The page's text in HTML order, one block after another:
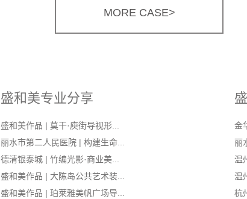
MORE CASE>
盛和美专业分享
盛和美作品 | 莫干·庾街导视形...
丽水市第二人民医院 | 构建生命...
德清银泰城 | 竹编光影·商业美...
盛和美作品 | 大陈岛公共艺术装...
盛和美作品 | 珀莱雅美帆广场导...
金
丽
温
温
杭